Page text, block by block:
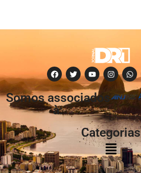
Somos associados
à:
Categorias